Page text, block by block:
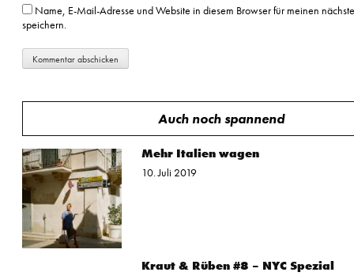
Name, E-Mail-Adresse und Website in diesem Browser für meinen
speichern.
Auch noch spannend
Mehr Italien wagen
10. Juli 2019
Kraut & Rüben #8 – NYC Spezial